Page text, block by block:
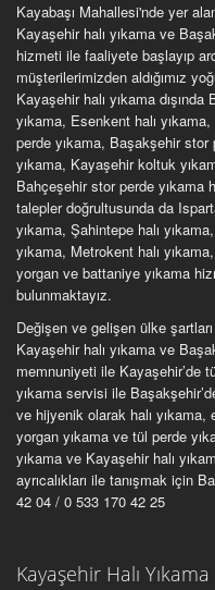
Kayabaşı Mahallesi'nde yer
Kayaşehir halı yıkama ve
hizmeti ile faaliyete başlayıp
müşterilerimizden aldığımız
Kayaşehir halı yıkama
yıkama, Esenkent halı
perde yıkama, Başakşehir
yıkama, Kayaşehir koltuk
Bahçeşehir stor perde
talepler doğrultusunda da
yıkama, Şahintepe halı
yıkama, Metrokent halı
yorgan ve battaniye yıkama
bulunmaktayız.
Değişen ve gelişen ülke
Kayaşehir halı yıkama ve
memnuniyeti ile Kayaşehir’de
yıkama servisi ile
ve hijyenik olarak halı
yorgan yıkama ve tül perde
yıkama ve Kayaşehir halı
ayrıcalıkları ile tanışmak için
42 04 / 0 533 170 42 25
Kayaşehir Halı